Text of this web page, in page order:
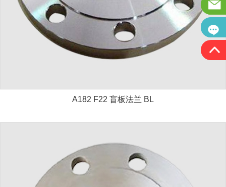
A182 F22 盲板法兰 BL